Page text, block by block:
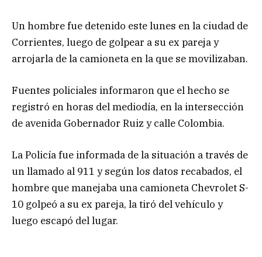
Un hombre fue detenido este lunes en la ciudad de
Corrientes, luego de golpear a su ex pareja y
arrojarla de la camioneta en la que se movilizaban.
Fuentes policiales informaron que el hecho se
registró en horas del mediodía, en la intersección
de avenida Gobernador Ruiz y calle Colombia.
La Policía fue informada de la situación a través de
un llamado al 911 y según los datos recabados, el
hombre que manejaba una camioneta Chevrolet S-
10 golpeó a su ex pareja, la tiró del vehículo y
luego escapó del lugar.